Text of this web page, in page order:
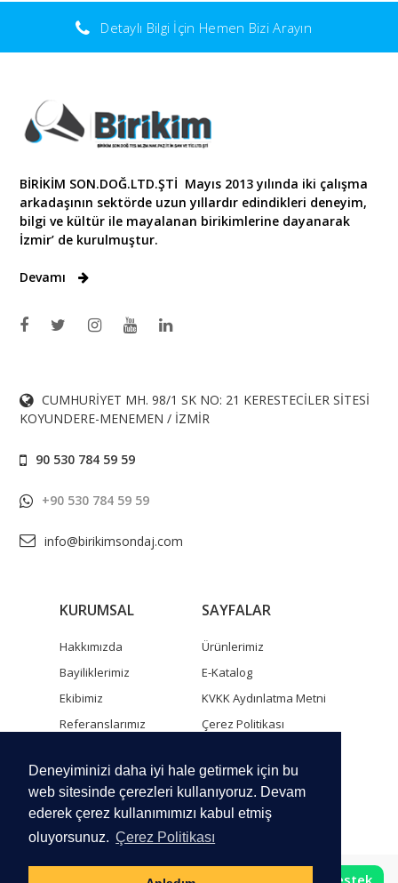
Deneyiminizi daha iyi hale getirmek için bu
web sitesinde çerezleri kullanıyoruz. Devam
ederek çerez kullanımımızı kabul etmiş
oluyorsunuz. Çerez Politikası
Detaylı Bilgi İçin Hemen Bizi Arayın
BİRİKİM SON.DOĞ.LTD.ŞTİ Mayıs 2013 yılında iki çalışma
arkadaşının sektörde uzun yıllardır edindikleri deneyim,
bilgi ve kültür ile mayalanan birikimlerine dayanarak
İzmir’ de kurulmuştur.
Devamı
CUMHURİYET MH. 98/1 SK NO: 21 KERESTECİLER SİTESİ
KOYUNDERE-MENEMEN / İZMİR
90 530 784 59 59
+90 530 784 59 59
info@birikimsondaj.com
KURUMSAL
Hakkımızda
Bayiliklerimiz
Ekibimiz
Referanslarımız
İletişim Formu ve
Harita
SAYFALAR
Ürünlerimiz
E-Katalog
KVKK Aydınlatma Metni
Çerez Politikası
WhatsApp Destek